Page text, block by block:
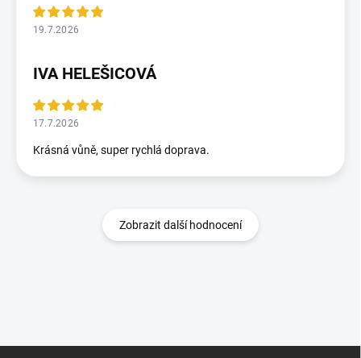
19.7.2026
IVA HELEŠICOVÁ
17.7.2026
Krásná vůně, super rychlá doprava.
Zobrazit další hodnocení